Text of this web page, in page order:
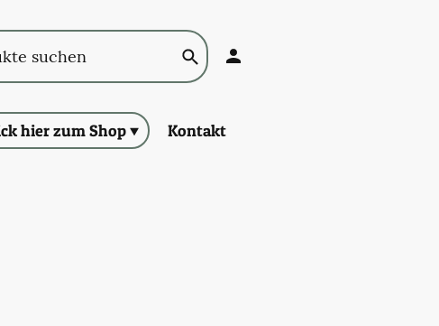
hier zum Shop Kontakt